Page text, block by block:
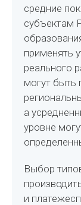
средние
субъектам
применять
реального
могут быть
а
уровне
Выбор
и